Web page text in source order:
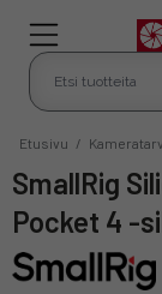
Etusivu /
SmallRig Silicone Case Kit DJI Osmo
Pocket 4 -